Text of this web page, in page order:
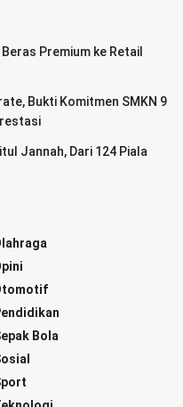
Premium ke Retail
Bukti Komitmen SMKN 9
Jannah, Dari 124 Piala
Bola